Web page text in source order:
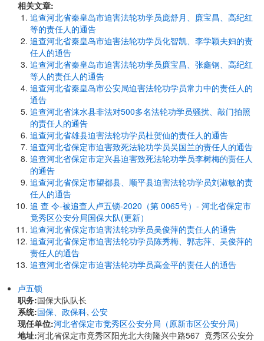
相关文章:
追查河北省秦皇岛市迫害法轮功学员庞舒月、廉宝昌、高纪红
等的责任人的通告
追查河北省秦皇岛市迫害法轮功学员化智凯、李学颖夫妇的责
任人的通告
追查河北省秦皇岛市迫害法轮功学员廉宝昌、张鑫钢、高纪红
等人的责任人的通告
追查河北省秦皇岛市公安局迫害法轮功学员常力中的责任人的
通告
追查河北省涞水县非法对500多名法轮功学员骚扰、敲门拍照
的责任人的通告
追查河北省雄县迫害法轮功学员杜贺仙的责任人的通告
追查河北省保定市迫害致死法轮功学员吴国兰的责任人的通告
追查河北省保定市定兴县迫害致死法轮功学员李树梅的责任人
的通告
追查河北省保定市望都县、顺平县迫害法轮功学员刘淑敏的责
任人的通告
追 查 令-被追查人卢五锁-2020（第 0065号）- 河北省保定市
竟秀区公安分局国保大队(更新）
追查河北省保定市迫害法轮功学员吴俊萍的责任人的通告
追查河北省保定市迫害法轮功学员陈秀梅、郭志萍、吴俊萍的
责任人的通告
追查河北省保定市迫害法轮功学员高金平的责任人的通告
卢五锁
职务:国保大队队长
系统:国保、政保科, 公安
现任单位:河北省保定市竞秀区公安分局（原新市区公安分局）
地址:河北省保定市竟秀区阳光北大街隆兴中路567 竟秀区公安分